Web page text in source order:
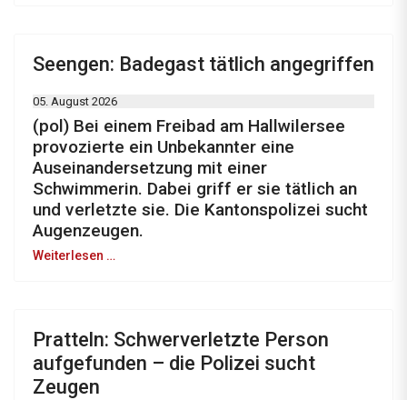
Seengen: Badegast tätlich angegriffen
05. August 2026
(pol) Bei einem Freibad am Hallwilersee
provozierte ein Unbekannter eine
Auseinandersetzung mit einer
Schwimmerin. Dabei griff er sie tätlich an
und verletzte sie. Die Kantonspolizei sucht
Augenzeugen.
Weiterlesen …
Pratteln: Schwerverletzte Person
aufgefunden – die Polizei sucht
Zeugen